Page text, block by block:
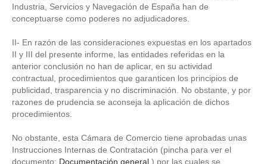
Industria, Servicios y Navegación de España han de
conceptuarse como poderes no adjudicadores.
II- En razón de las consideraciones expuestas en los apartados
II y III del presente informe, las entidades referidas en la
anterior conclusión no han de aplicar, en su actividad
contractual, procedimientos que garanticen los principios de
publicidad, trasparencia y no discriminación. No obstante, y por
razones de prudencia se aconseja la aplicación de dichos
procedimientos.
No obstante, esta Cámara de Comercio tiene aprobadas unas
Instrucciones Internas de Contratación (pincha para ver el
documento: Documentación general ) por las cuales se